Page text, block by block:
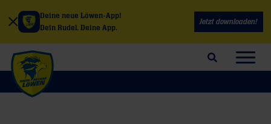
Deine neue Löwen-App!
Dein Rudel. Deine App.
Jetzt downloaden!
Suchfeld öffnen